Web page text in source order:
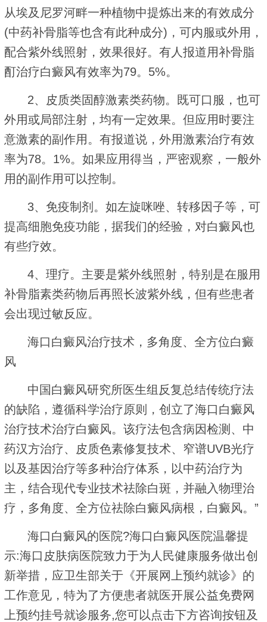
从埃及尼罗河畔一种植物中提炼出来的有效成分
(中药补骨脂等也含有此种成分)，可内服或外用，
配合紫外线照射，效果很好。有人报道用补骨脂
酊治疗白癜风有效率为79。5%。
2、皮质类固醇激素类药物。既可口服，也可
外用或局部注射，均有一定效果。但应用时要注
意激素的副作用。有报道说，外用激素治疗有效
率为78。1%。如果应用得当，严密观察，一般外
用的副作用可以控制。
3、免疫制剂。如左旋咪唑、转移因子等，可
提高细胞免疫功能，据我们的经验，对白癜风也
有些疗效。
4、理疗。主要是紫外线照射，特别是在服用
补骨脂素类药物后再照长波紫外线，但有些患者
会出现过敏反应。
海口白癜风治疗技术，多角度、全方位白癜
风
中国白癜风研究所医生组反复总结传统疗法
的缺陷，遵循科学治疗原则，创立了海口白癜风
治疗技术治疗白癜风。该疗法包含病因检测、中
药汉方治疗、皮质色素修复技术、窄谱UVB光疗
以及基因治疗等多种治疗体系，以中药治疗为
主，结合现代专业技术祛除白斑，并融入物理治
疗，多角度、全方位祛除白癜风病根，白癜风。”
海口白癜风的医院?海口白癜风医院温馨提
示:海口皮肤病医院致力于为人民健康服务做出创
新举措，应卫生部关于《开展网上预约就诊》的
工作意见，特为了方便患者就医开展公益免费网
上预约挂号就诊服务,您可以点击下方咨询按钮及